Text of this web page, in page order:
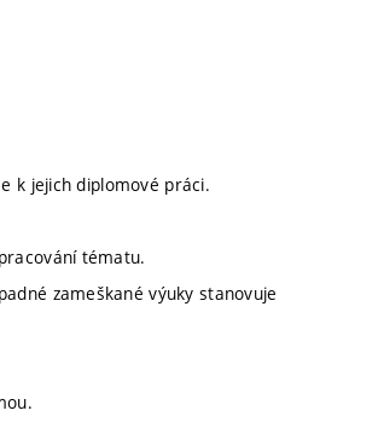
k jejich diplomové práci.
tématu.
zameškané výuky stanovuje